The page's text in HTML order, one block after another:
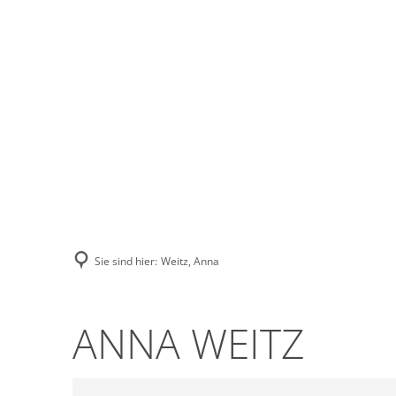
Sie sind hier: Weitz, Anna
ANNA WEITZ